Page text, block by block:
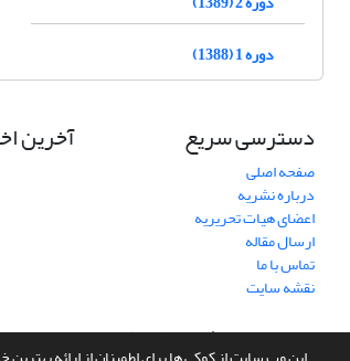
دوره 1 (1388)
دسترسی سریع
صفحه اصلی
درباره نشریه
اعضای هیات تحریریه
ارسال مقاله
تماس با ما
نقشه سایت
آخرین
سامانه مدیریت نشریات علمی.طراحی و پیاده سازی از